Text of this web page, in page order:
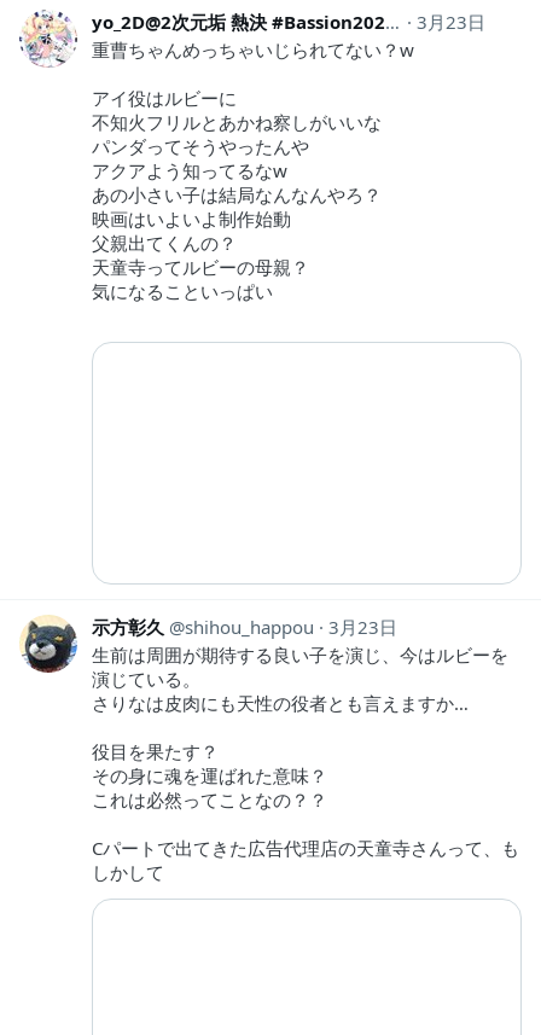
yo_2D@2次元垢 熱決 #Bassion2026 yo_2d
3月23日
重曹ちゃんめっちゃいじられてない？w
アイ役はルビーに
不知火フリルとあかね察しがいいな
パンダってそうやったんや
アクアよう知ってるなw
あの小さい子は結局なんなんやろ？
映画はいよいよ制作始動
父親出てくんの？
天童寺ってルビーの母親？
気になることいっぱい
示方彰久 shihou_happou
3月23日
生前は周囲が期待する良い子を演じ、今はルビーを
演じている。
さりなは皮肉にも天性の役者とも言えますか…
役目を果たす？
その身に魂を運ばれた意味？
これは必然ってことなの？？
Cパートで出てきた広告代理店の天童寺さんって、も
しかして